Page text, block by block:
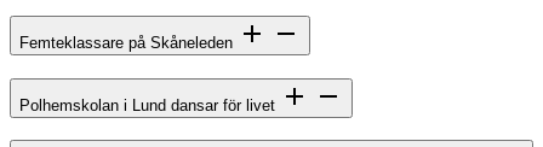
Femteklassare på Skåneleden
Polhemskolan i Lund dansar för livet